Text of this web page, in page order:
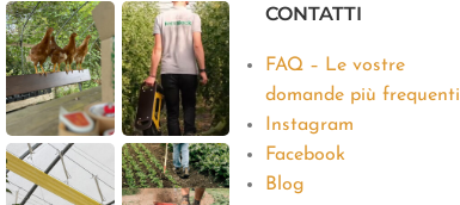
CONTATTI
FAQ – Le vostre
domande più frequenti
Instagram
Facebook
Blog